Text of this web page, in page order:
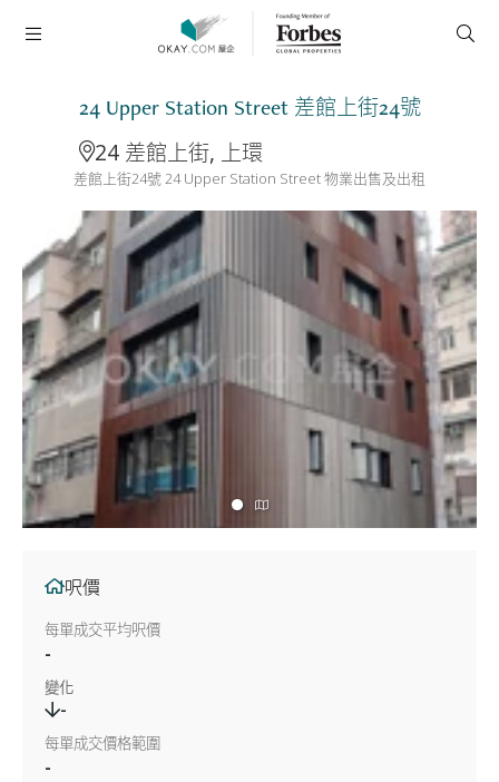
24 Upper Station Street 差館上街24號
24 差館上街, 上環
差館上街24號 24 Upper Station Street 物業出售及出租
呎價
每單成交平均呎價
-
變化
-
每單成交價格範圍
-